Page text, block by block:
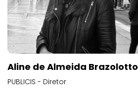
Aline de Almeida Brazolotto
PUBLICIS - Diretor